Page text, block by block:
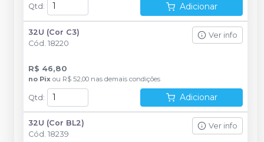
Qtd: Adicionar
32U (Cor C3)
Cód. 18220
Ver info
R$ 46,80
no Pix ou R$ 52,00 nas demais condições
Qtd: Adicionar
32U (Cor BL2)
Cód. 18239
Ver info